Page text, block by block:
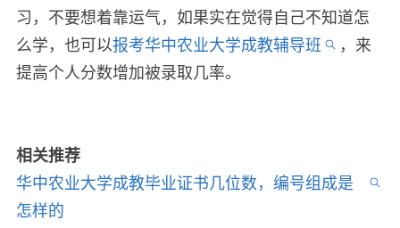
习，不要想着靠运气，如果实在觉得自己不知道怎
么学，也可以报考华中农业大学成教辅导班
，来
提高个人分数增加被录取几率。
相关推荐
华中农业大学成教毕业证书几位数，编号组成是
怎样的